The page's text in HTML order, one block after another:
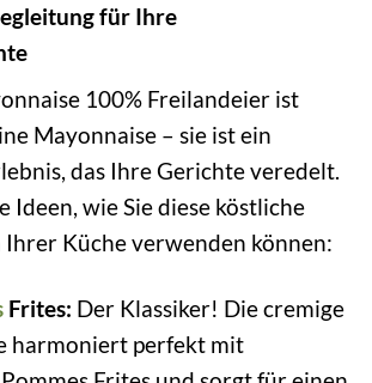
für Ihre
100% Freilandeier ist
Mayonnaise – sie ist ein
das Ihre Gerichte veredelt.
Ideen, wie Sie diese köstliche
Ihrer Küche verwenden können:
Frites: Der Klassiker! Die cremige
harmoniert perfekt mit